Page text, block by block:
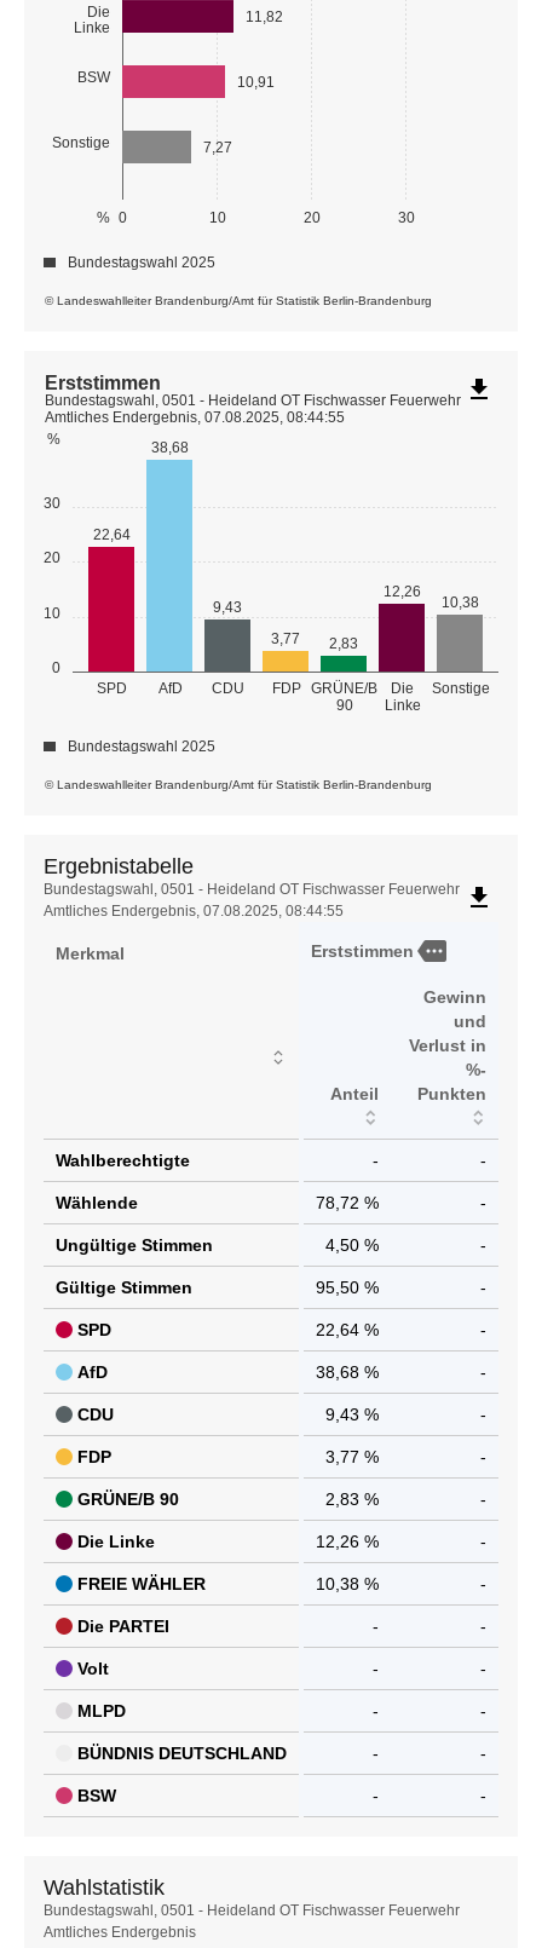
Die
Linke
BSW
Sonstige
0 10 20 30
%
11,82
10,91
7,27
© Landeswahlleiter Brandenburg/Amt für Statistik Berlin-Brandenburg
Bundestagswahl 2025
0
10
20
30
%
SPD AfD CDU FDP GRÜNE/B
90
Die
Linke
Sonstige
22,64
38,68
9,43
3,77
2,83
12,26
10,38
© Landeswahlleiter Brandenburg/Amt für Statistik Berlin-Brandenburg
Erststimmen
Bundestagswahl, 0501 - Heideland OT Fischwasser Feuerwehr
Amtliches Endergebnis, 07.08.2025, 08:44:55
Bundestagswahl 2025
file_download
Ergebnistabelle
Ergebnistabelle
Bundestagswahl, 0501 - Heideland OT Fischwasser Feuerwehr
Amtliches Endergebnis, 07.08.2025, 08:44:55
file_download
Merkmal Erststimmen more
Anteil
Gewinn
und
Verlust in
%-
Punkten
Wahlberechtigte - -
Wählende 78,72 % -
Ungültige Stimmen 4,50 % -
Gültige Stimmen 95,50 % -
SPD 22,64 % -
AfD 38,68 % -
CDU 9,43 % -
FDP 3,77 % -
GRÜNE/B 90 2,83 % -
Die Linke 12,26 % -
FREIE WÄHLER 10,38 % -
Die PARTEI - -
Volt - -
MLPD - -
BÜNDNIS DEUTSCHLAND - -
BSW - -
Wahlstatistik
Wahlstatistik
Bundestagswahl, 0501 - Heideland OT Fischwasser Feuerwehr
Amtliches Endergebnis